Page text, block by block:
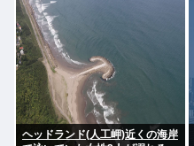
ヘッドランド(人工岬)近くの海岸